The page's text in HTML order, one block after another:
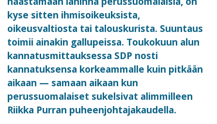
kyse sitten ihmisoikeuksista,
oikeusvaltiosta tai talouskurista. Suuntaus
toimii ainakin gallupeissa. Toukokuun alun
kannatusmittauksessa SDP nosti
kannatuksensa korkeammalle kuin pitkään
aikaan — samaan aikaan kun
perussuomalaiset sukelsivat alimmilleen
Riikka Purran puheenjohtajakaudella.